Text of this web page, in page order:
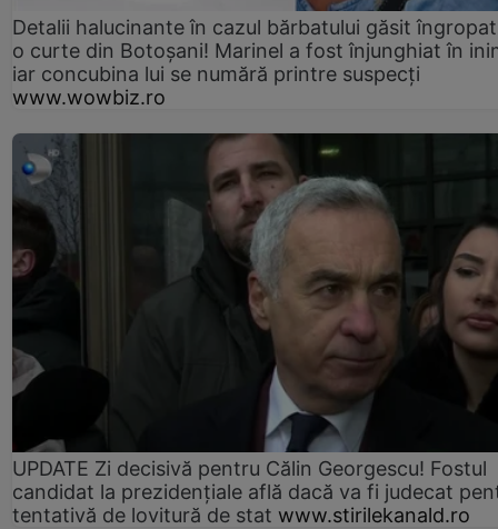
Detalii halucinante în cazul bărbatului găsit
o curte din Botoșani! Marinel a fost înjunghiat în
iar concubina lui se numără printre suspecți
www.wowbiz.ro
UPDATE Zi decisivă pentru Călin Georgescu! Fostul
candidat la prezidențiale află dacă va fi judecat
tentativă de lovitură de stat www.stirilekanald.ro